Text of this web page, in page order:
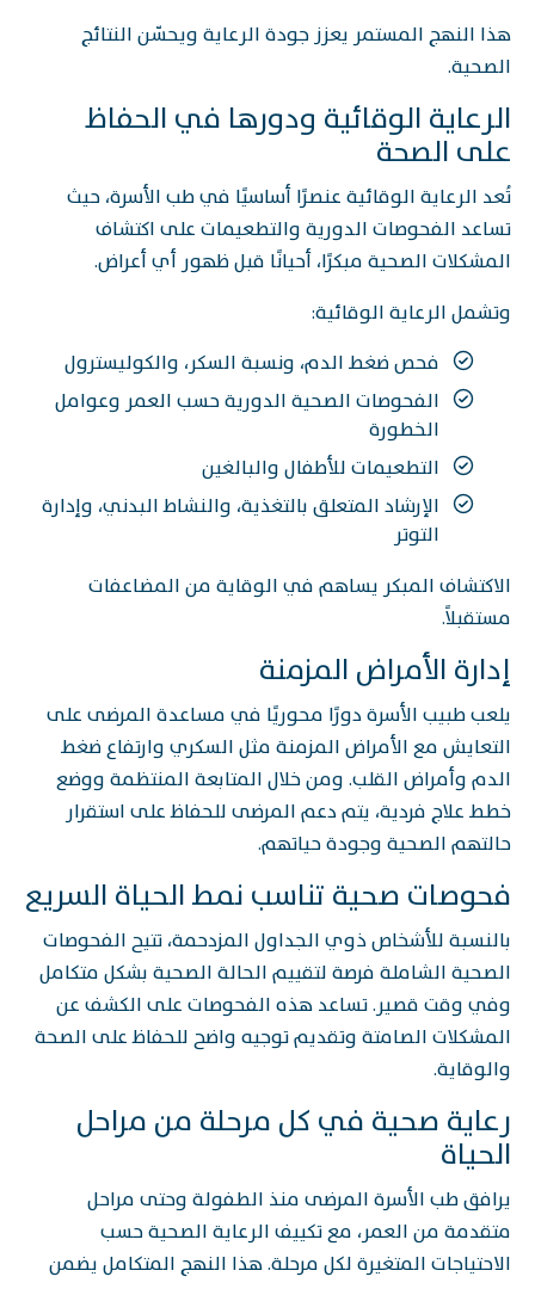
هذا النهج المستمر يعزز جودة الرعاية ويحسّن النتائج
الصحية.
الرعاية الوقائية ودورها في الحفاظ
على الصحة
تُعد الرعاية الوقائية عنصرًا أساسيًا في طب الأسرة، حيث
تساعد الفحوصات الدورية والتطعيمات على اكتشاف
المشكلات الصحية مبكرًا، أحيانًا قبل ظهور أي أعراض.
وتشمل الرعاية الوقائية:
فحص ضغط الدم، ونسبة السكر، والكوليسترول
الفحوصات الصحية الدورية حسب العمر وعوامل
الخطورة
التطعيمات للأطفال والبالغين
الإرشاد المتعلق بالتغذية، والنشاط البدني، وإدارة
التوتر
الاكتشاف المبكر يساهم في الوقاية من المضاعفات
مستقبلاً.
إدارة الأمراض المزمنة
يلعب طبيب الأسرة دورًا محوريًا في مساعدة المرضى على
التعايش مع الأمراض المزمنة مثل السكري وارتفاع ضغط
الدم وأمراض القلب. ومن خلال المتابعة المنتظمة ووضع
خطط علاج فردية، يتم دعم المرضى للحفاظ على استقرار
حالتهم الصحية وجودة حياتهم.
فحوصات صحية تناسب نمط الحياة السريع
بالنسبة للأشخاص ذوي الجداول المزدحمة، تتيح الفحوصات
الصحية الشاملة فرصة لتقييم الحالة الصحية بشكل متكامل
وفي وقت قصير. تساعد هذه الفحوصات على الكشف عن
المشكلات الصامتة وتقديم توجيه واضح للحفاظ على الصحة
والوقاية.
رعاية صحية في كل مرحلة من مراحل
الحياة
يرافق طب الأسرة المرضى منذ الطفولة وحتى مراحل
متقدمة من العمر، مع تكييف الرعاية الصحية حسب
الاحتياجات المتغيرة لكل مرحلة. هذا النهج المتكامل يضمن